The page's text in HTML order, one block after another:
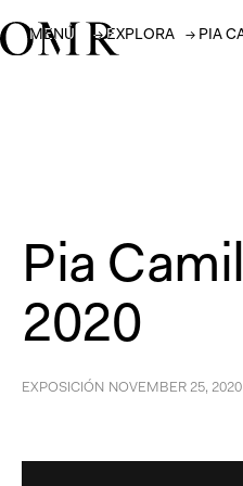
MENÚ →EXPLORA → PIA
Pia
2020
EXPOSICIÓN NOVEMBER 25, 2020